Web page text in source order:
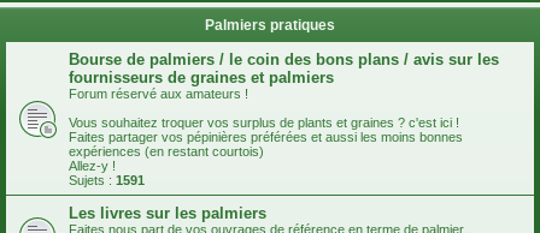
Palmiers pratiques
Bourse de palmiers / le coin des bons plans / avis sur les
fournisseurs de graines et palmiers
Forum réservé aux amateurs !
Vous souhaitez troquer vos surplus de plants et graines ? c'est ici !
Faites partager vos pépinières préférées et aussi les moins bonnes
expériences (en restant courtois)
Allez-y !
Sujets : 1591
Les livres sur les palmiers
Faites nous part de vos ouvrages de référence en terme de palmier.